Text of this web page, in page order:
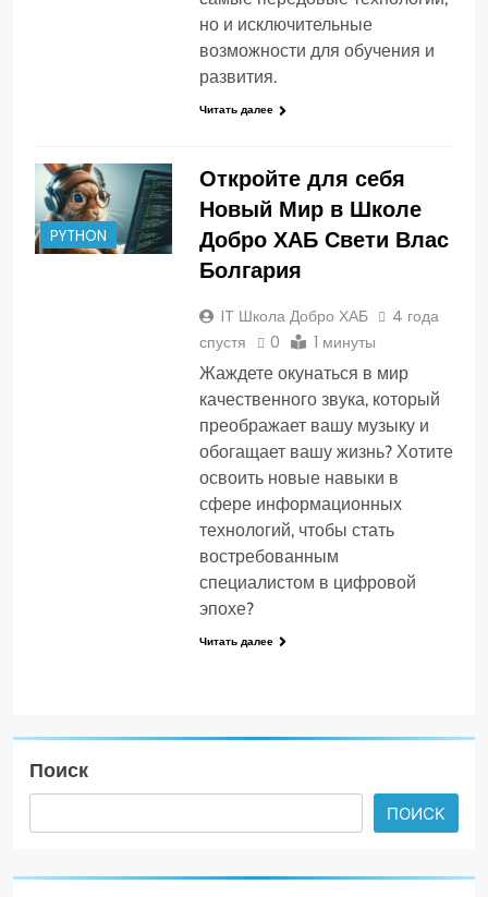
но и исключительные
возможности для обучения и
развития.
Читать далее
PYTHON
Откройте для себя
Новый Мир в Школе
Добро ХАБ Свети Влас
Болгария
IT Школа Добро ХАБ
4 года
спустя
0 1 минуты
Жаждете окунаться в мир
качественного звука, который
преображает вашу музыку и
обогащает вашу жизнь? Хотите
освоить новые навыки в
сфере информационных
технологий, чтобы стать
востребованным
специалистом в цифровой
эпохе?
Читать далее
Поиск
ПОИСК